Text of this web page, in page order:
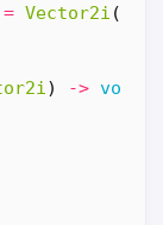
= Vector2i (
) -> void